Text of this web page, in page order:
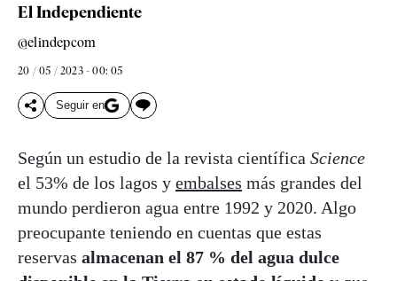
El Independiente
@elindepcom
20 / 05 / 2023 - 00: 05
Seguir en
Según un estudio de la revista científica Science
el 53% de los lagos y embalses más grandes del
mundo perdieron agua entre 1992 y 2020. Algo
preocupante teniendo en cuentas que estas
reservas almacenan el 87 % del agua dulce